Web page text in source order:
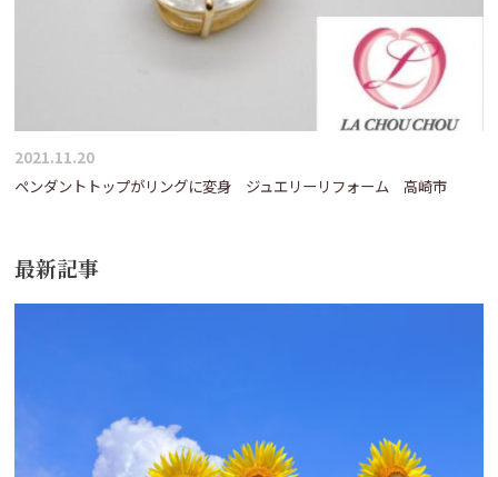
2021.11.20
ペンダントトップがリングに変身 ジュエリーリフォーム 高崎市
最新記事